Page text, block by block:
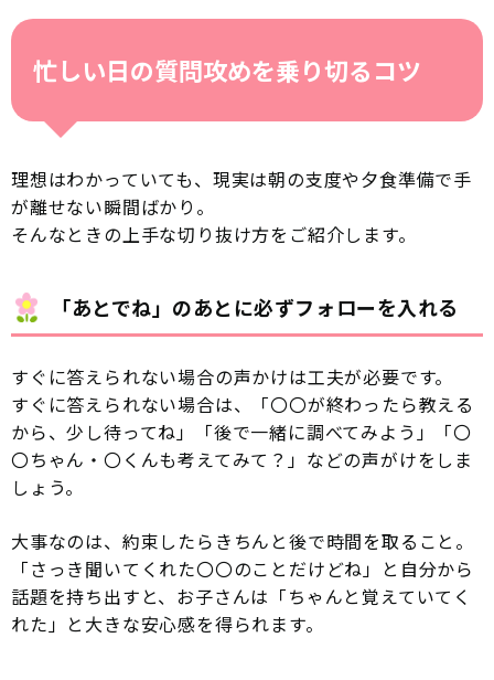
忙しい日の質問攻めを乗り切るコツ
理想はわかっていても、現実は朝の支度や夕食準備で手
が離せない瞬間ばかり。
そんなときの上手な切り抜け方をご紹介します。
「あとでね」のあとに必ずフォローを入れる
すぐに答えられない場合の声かけは工夫が必要です。
すぐに答えられない場合は、「〇〇が終わったら教える
から、少し待ってね」「後で一緒に調べてみよう」「〇
〇ちゃん・〇くんも考えてみて？」などの声がけをしま
しょう。
大事なのは、約束したらきちんと後で時間を取ること。
「さっき聞いてくれた〇〇のことだけどね」と自分から
話題を持ち出すと、お子さんは「ちゃんと覚えていてく
れた」と大きな安心感を得られます。